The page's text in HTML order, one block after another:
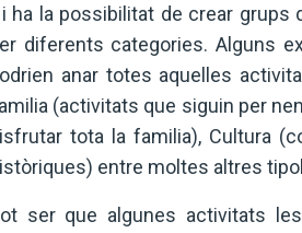
ha la possibilitat de crear grups
diferents categories. Alguns
anar totes aquelles
(activitats que siguin per
tota la familia), Cultura
entre moltes altres
ser que algunes activitats